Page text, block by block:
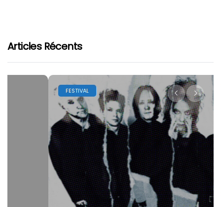
Articles Récents